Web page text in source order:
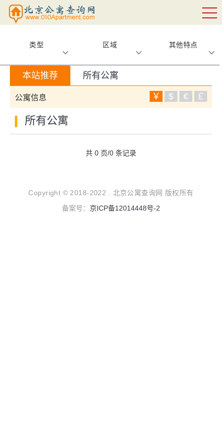
类型 区域 其他特点
本站推荐 所有公寓
公寓信息 ￥ $ € ￡
所有公寓
共 0 页/0 条记录
Copyright © 2018-2022 . 北京公寓查询网 版权所有
备案号： 京ICP备12014448号-2